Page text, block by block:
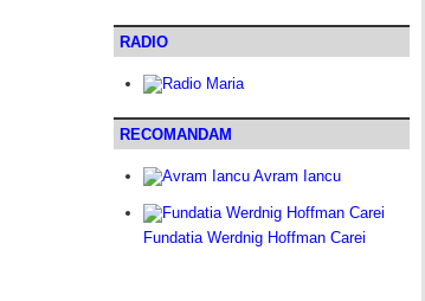
RADIO
RECOMANDAM
Avram Iancu
Fundatia Werdnig Hoffman Carei